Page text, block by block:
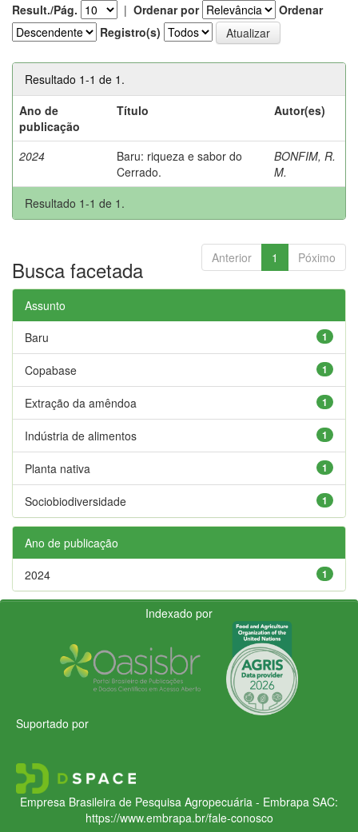
Result./Pág. | Ordenar por
Ordenar
Registro(s)
Resultado 1-1 de 1.
Ano de
publicação
Título Autor(es)
2024
Baru: riqueza e sabor do
Cerrado.
BONFIM, R.
M.
Resultado 1-1 de 1.
Anterior 1 Póximo
Busca facetada
Assunto
1
Baru
1
Copabase
1
Extração da amêndoa
1
Indústria de alimentos
1
Planta nativa
1
Sociobiodiversidade
Ano de publicação
1
2024
Indexado por
Suportado por
Empresa Brasileira de Pesquisa Agropecuária - Embrapa SAC:
https://www.embrapa.br/fale-conosco